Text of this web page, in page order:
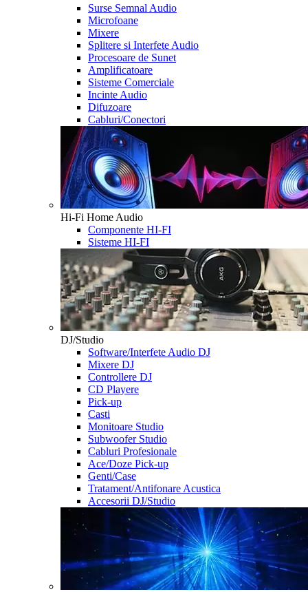
Surse Semnal Audio
Microfoane
Mixere
Splitere si Interfete Audio
Procesoare de Sunet
Amplificatoare
Sisteme Comerciale
Incinte Audio
Difuzoare
Cabluri/Conectori
Hi-Fi Home Audio
Componente HI-FI
Sisteme HI-FI
DJ/Studio
Software/Interfete Audio DJ
Mixere DJ
Controllere DJ
CD Playere
Pick-up
Casti
Monitoare Studio
Subwoofer Studio
Cabluri Profesionale
Ace/Doze Pick-up
Genti/Case
Tratament/Antifonare Acustica
Accesorii DJ/Studio